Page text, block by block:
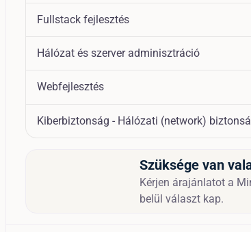
Fullstack fejlesztés
Hálózat és szerver adminisztráció
Webfejlesztés
Kiberbiztonság - Hálózati (network)
Szüksége van
Kérjen árajánlatot a
belül választ kap.